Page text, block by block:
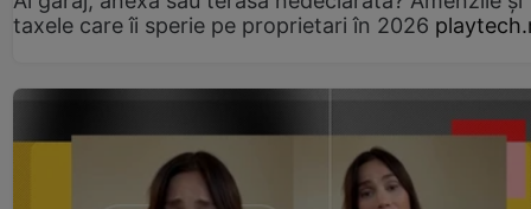
taxele care îi sperie pe proprietari în 2026